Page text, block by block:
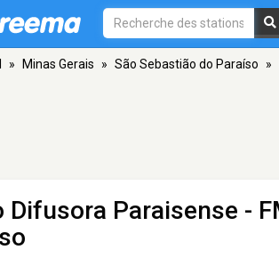
» Minas Gerais » São Sebastião do Paraíso »
Difusora Paraisense -